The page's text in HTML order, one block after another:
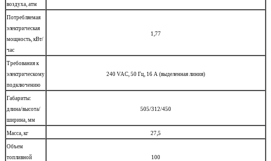
воздуха, атм
Потребляемая
электрическая
мощность, кВт/
час
1,77
Требования к
электрическому
подключению
240 VAC, 50 Гц, 16 А (выделенная линия)
Габариты:
длина/высота/
ширина, мм
505/312/450
Масса, кг 27,5
Объем
топливной
100